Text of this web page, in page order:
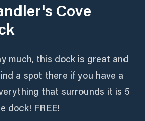
Cove
much, this dock is great and
a spot there if you have a
that surrounds it is 5
dock! FREE!